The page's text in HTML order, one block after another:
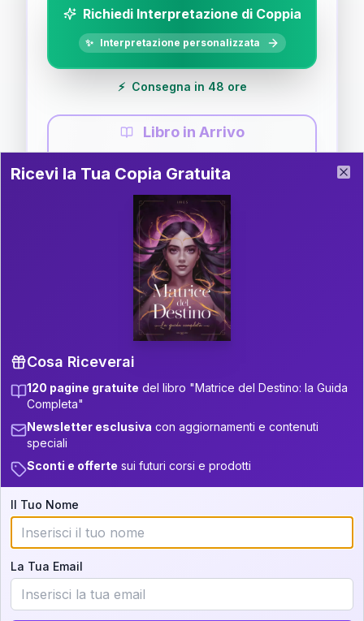
Richiedi Interpretazione di Coppia
✨ Interpretazione personalizzata
⚡ Consegna in 48 ore
Libro in Arrivo
Guida completa di Coppia
Il libro è in fase di scrittura. Iscriviti alla newsletter
per ricevere aggiornamenti!
P.S. Interpretazione parziale
gratuita
Scorri più in basso per vedere
un'interpretazione parziale gratuita della tua
Iscriviti alla newsletter per ricevere
aggiornamenti quando sarà disponibile.
Cosa scoprirete nella vostra
interpretazione:
💕 Come rafforzare la vostra unione
Ricevi la Tua Copia Gratuita del Libro
Ricevi la Tua Copia Gratuita
Cosa Riceverai
120 pagine gratuite del libro "Matrice del Destino: la Guida
Completa"
Newsletter esclusiva con aggiornamenti e contenuti
speciali
Sconti e offerte sui futuri corsi e prodotti
Il Tuo Nome
La Tua Email